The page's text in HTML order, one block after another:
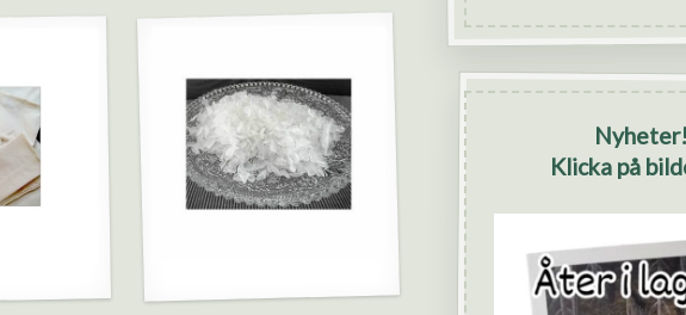
Nyheter!
Klicka på